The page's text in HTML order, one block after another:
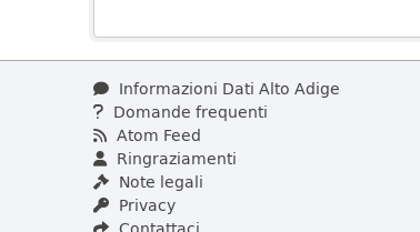
Informazioni Dati Alto Adige
Domande frequenti
Atom Feed
Ringraziamenti
Note legali
Privacy